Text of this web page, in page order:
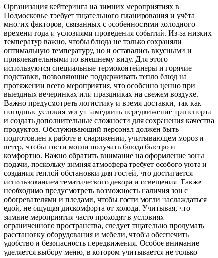
Организация кейтеринга на зимних мероприятиях в
Подмосковье требует тщательного планирования и учёта
многих факторов, связанных с особенностями холодного
времени года и условиями проведения событий. Из-за низких
температур важно, чтобы блюда не только сохраняли
оптимальную температуру, но и оставались вкусными и
привлекательными по внешнему виду. Для этого
используются специальные термоконтейнеры и горячие
подставки, позволяющие поддерживать тепло блюд на
протяжении всего мероприятия, что особенно ценно при
выездных вечеринках или праздниках на свежем воздухе.
Важно предусмотреть логистику и время доставки, так как
погодные условия могут замедлить передвижение транспорта
и создать дополнительные сложности для сохранения качества
продуктов. Обслуживающий персонал должен быть
подготовлен к работе в снаряжении, учитывающем мороз и
ветер, чтобы гости могли получать блюда быстро и
комфортно. Важно обратить внимание на оформление зоны
подачи, поскольку зимняя атмосфера требует особого уюта и
создания теплой обстановки для гостей, что достигается
использованием тематического декора и освещения. Также
необходимо предусмотреть возможность наличия зон с
обогревателями и пледами, чтобы гости могли наслаждаться
едой, не ощущая дискомфорта от холода. Учитывая, что
зимние мероприятия часто проходят в условиях
ограниченного пространства, следует тщательно продумать
расстановку оборудования и мебели, чтобы обеспечить
удобство и безопасность передвижения. Особое внимание
уделяется выбору меню, в котором учитывается не только